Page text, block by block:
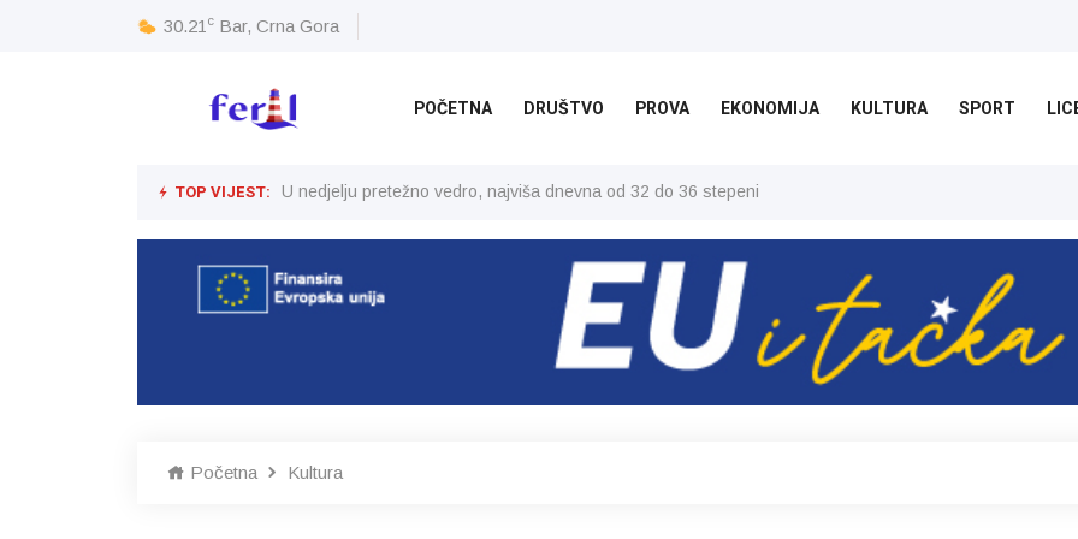
30.21 c Bar, Crna Gora
POČETNA DRUŠTVO PROVA EKONOMIJA KULTURA SPORT
TOP VIJEST: U nedjelju pretežno vedro, najviša dnevna od 32 do 36 stepeni
Početna Kultura